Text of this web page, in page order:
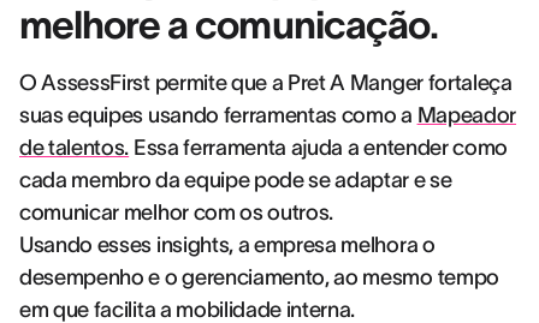
melhore a comunicação.
O AssessFirst permite que a Pret A Manger fortaleça
suas equipes usando ferramentas como a Mapeador
de talentos. Essa ferramenta ajuda a entender como
cada membro da equipe pode se adaptar e se
comunicar melhor com os outros.
Usando esses insights, a empresa melhora o
desempenho e o gerenciamento, ao mesmo tempo
em que facilita a mobilidade interna.